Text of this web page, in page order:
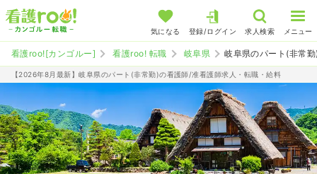
気になる 登録/ログイン 求人検索 メニュー
看護roo![カンゴルー] 看護roo! 転職 岐阜県 岐阜県のパート(非常
【2026年8月最新】岐阜県のパート(非常勤)の看護師/准看護師求人・転職・給料